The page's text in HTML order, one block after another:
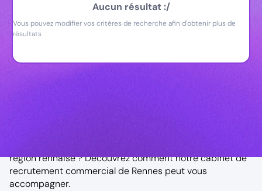
Aucun résultat :/
Vous pouvez modifier vos critères de recherche afin d'obtenir plus de
résultats
région rennaise ? Découvrez comment notrecabinet de
recrutement commercial de Rennes peut vous
accompagner.